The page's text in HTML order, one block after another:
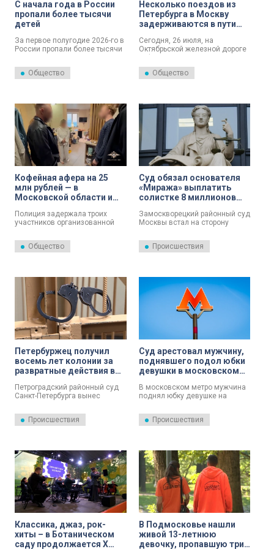
С начала года в России
пропали более тысячи
детей
За первое полугодие 2026-го в
России пропали более тысячи
Общество
Несколько поездов из
Петербурга в Москву
задерживаются в пути
контактной сети
Сегодня, 26 июля, на
Октябрьской железной дороге
зафиксированы задержки
поездов в связи с временным
нарушением работы
Общество
Кофейная афера на 25
млн рублей — в
Московской области и
лжеинвесторы
Полиция задержала троих
участников организованной
хищении 25 миллионов рублей
под видом инвестиций в
области и Санкт-Петербурге. Об
этом 24 июля сообщила
официальный представитель
МВД России Ирина Волк.
Общество
Суд обязал основателя
«Миража» выплатить
солистке 8 миллионов
права
Замоскворецкий районный суд
Москвы встал на сторону
Маргариты Суханкиной в споре
с композитором и
компенсацию в размере более
8 миллионов рублей,
сообщили РИА Новости в
пресс-службе Мосгорсуда.
Происшествия
Петербуржец получил
восемь лет колонии за
развратные действия в
подростков
Петроградский районный суд
Санкт-Петербурга вынес
признанному виновным в
совершении развратных
строгого режима, сообщает
Объединенная пресс-служба
судов Северной столицы.
Происшествия
Суд арестовал мужчину,
поднявшего подол юбки
девушки в московском
В московском метро мужчина
поднял юбку девушке на
Происшествия
Классика, джаз, рок-
хиты – в Ботаническом
саду продолжается X
В Подмосковье нашли
живой 13-летнюю
девочку, пропавшую три